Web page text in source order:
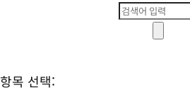
항목 선택: